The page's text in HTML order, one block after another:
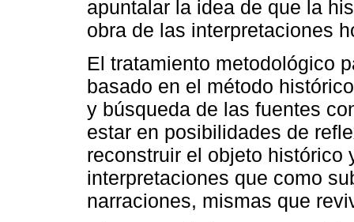
apuntalar la idea de que la
obra de las interpretaciones
El tratamiento metodológico
basado en el método
y búsqueda de las fuentes
estar en posibilidades de
reconstruir el objeto histórico
interpretaciones que como
narraciones, mismas que